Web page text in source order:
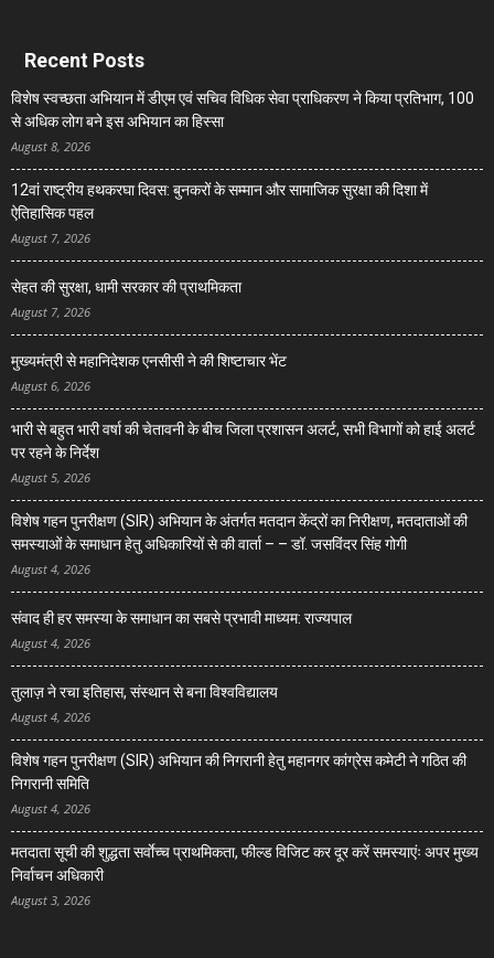
Recent Posts
विशेष स्वच्छता अभियान में डीएम एवं सचिव विधिक सेवा प्राधिकरण ने किया प्रतिभाग, 100
से अधिक लोग बने इस अभियान का हिस्सा
August 8, 2026
12वां राष्ट्रीय हथकरघा दिवस: बुनकरों के सम्मान और सामाजिक सुरक्षा की दिशा में
ऐतिहासिक पहल
August 7, 2026
सेहत की सुरक्षा, धामी सरकार की प्राथमिकता
August 7, 2026
मुख्यमंत्री से महानिदेशक एनसीसी ने की शिष्टाचार भेंट
August 6, 2026
भारी से बहुत भारी वर्षा की चेतावनी के बीच जिला प्रशासन अलर्ट, सभी विभागों को हाई अलर्ट
पर रहने के निर्देश
August 5, 2026
विशेष गहन पुनरीक्षण (SIR) अभियान के अंतर्गत मतदान केंद्रों का निरीक्षण, मतदाताओं की
समस्याओं के समाधान हेतु अधिकारियों से की वार्ता – – डॉ. जसविंदर सिंह गोगी
August 4, 2026
संवाद ही हर समस्या के समाधान का सबसे प्रभावी माध्यम: राज्यपाल
August 4, 2026
तुलाज़ ने रचा इतिहास, संस्थान से बना विश्वविद्यालय
August 4, 2026
विशेष गहन पुनरीक्षण (SIR) अभियान की निगरानी हेतु महानगर कांग्रेस कमेटी ने गठित की
निगरानी समिति
August 4, 2026
मतदाता सूची की शुद्धता सर्वाेच्च प्राथमिकता, फील्ड विजिट कर दूर करें समस्याएंः अपर मुख्य
निर्वाचन अधिकारी
August 3, 2026